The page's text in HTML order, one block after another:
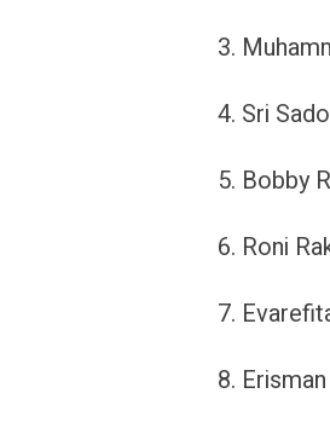
3.
4. Sri
5. Bobby
6. Roni
7.
8.